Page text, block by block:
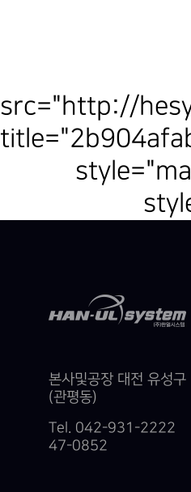
src="http://
본사및공장 대전 유성
(관평동)
Tel. 042-931-2222
47-0852